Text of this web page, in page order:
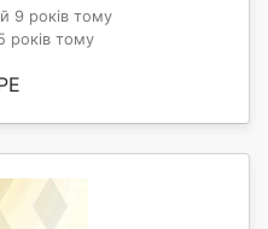
9 років тому
років тому